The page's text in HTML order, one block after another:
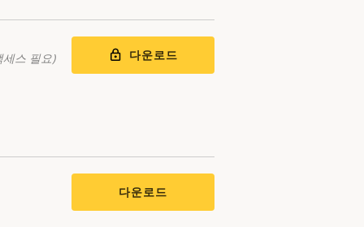
세스 필요) 다운로드
다운로드